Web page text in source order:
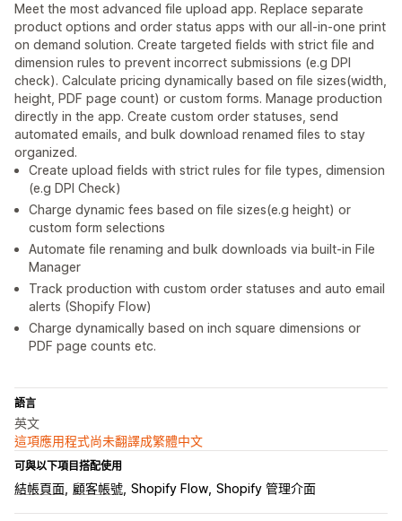
Meet the most advanced file upload app. Replace separate
product options and order status apps with our all-in-one print
on demand solution. Create targeted fields with strict file and
dimension rules to prevent incorrect submissions (e.g DPI
check). Calculate pricing dynamically based on file sizes(width,
height, PDF page count) or custom forms. Manage production
directly in the app. Create custom order statuses, send
automated emails, and bulk download renamed files to stay
organized.
Create upload fields with strict rules for file types, dimension
(e.g DPI Check)
Charge dynamic fees based on file sizes(e.g height) or
custom form selections
Automate file renaming and bulk downloads via built-in File
Manager
Track production with custom order statuses and auto email
alerts (Shopify Flow)
Charge dynamically based on inch square dimensions or
PDF page counts etc.
語言
英文
這項應用程式尚未翻譯成繁體中文
可與以下項目搭配使用
結帳頁面 顧客帳號 Shopify Flow Shopify 管理介面